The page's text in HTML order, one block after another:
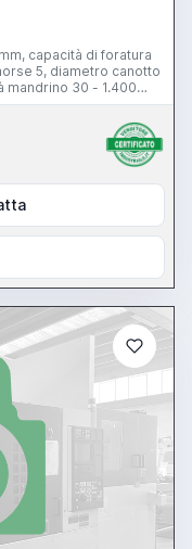
capacità di foratura
5, diametro canotto
mandrino 30 - 1.400
con cubo